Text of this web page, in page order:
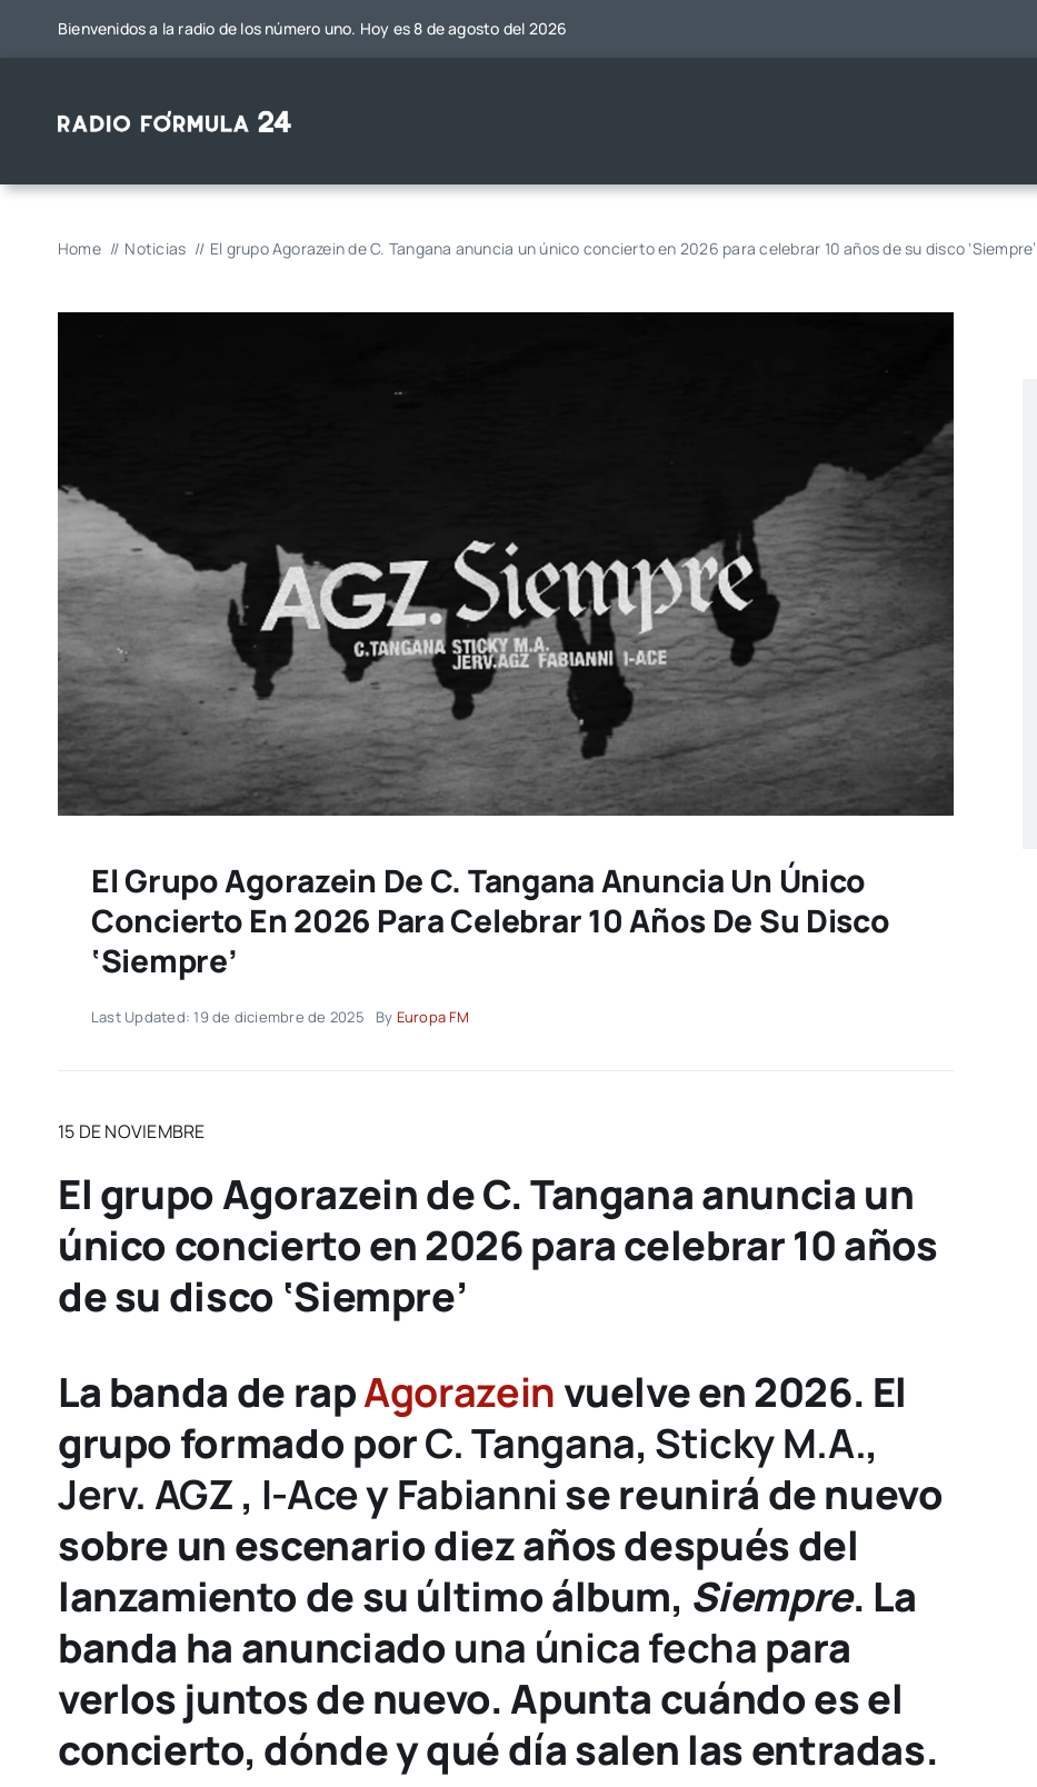
Bienvenidos a la radio de los número uno. Hoy es 8 de agosto del 2026
Home Noticias El grupo Agorazein de C. Tangana anuncia un único concierto en 2026 para celebrar 10 años de su disco ‘Siempre’
El Grupo Agorazein De C. Tangana Anuncia Un Único
Concierto En 2026 Para Celebrar 10 Años De Su Disco
‘Siempre’
Last Updated: 19 de diciembre de 2025 By Europa FM
15 DE NOVIEMBRE
El grupo Agorazein de C. Tangana anuncia un
único concierto en 2026 para celebrar 10 años
de su disco ‘Siempre’
La banda de rapAgorazein vuelve en 2026. El
grupo formado porC. Tangana, Sticky M.A.,
Jerv. AGZ , I-AceyFabiannise reunirá de nuevo
sobre un escenario diez años después del
lanzamiento de su último álbum, Siempre. La
banda ha anunciadouna única fecha para
verlos juntos de nuevo. Apunta cuándo es el
concierto, dónde y qué día salen las entradas.